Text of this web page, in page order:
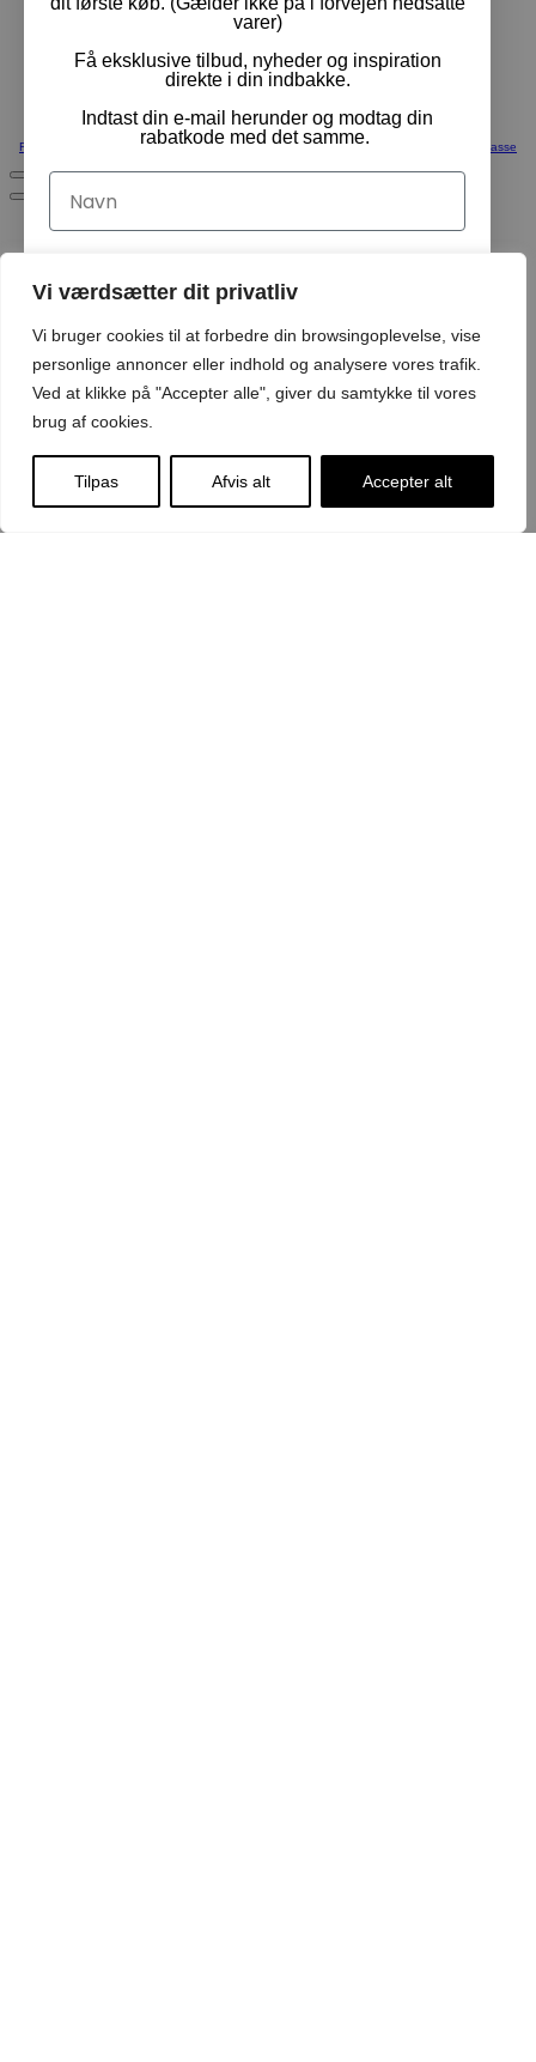
Vi værdsætter dit privatliv
Vi bruger cookies til at forbedre din browsingoplevelse, vise
personlige annoncer eller indhold og analysere vores trafik.
Ved at klikke på "Accepter alle", giver du samtykke til vores
brug af cookies.
Tilpas Afvis alt Accepter alt
Fortsæt med at handle Kasse
varer)
Få eksklusive tilbud, nyheder og inspiration
direkte i din indbakke.
Indtast din e-mail herunder og modtag din
rabatkode med det samme.
Navn
Ja tak, tilmeld mig!
Ved tilmelding acceptere du at modtage emails med